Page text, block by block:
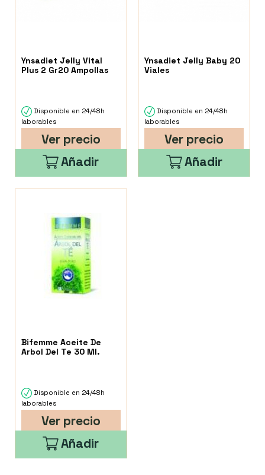
Ynsadiet Jelly Vital
Plus 2 Gr20 Ampollas
Disponible en 24/48h
laborables
Ver precio
Añadir
Ynsadiet Jelly Baby 20
Viales
Disponible en 24/48h
laborables
Ver precio
Añadir
Bifemme Aceite De
Arbol Del Te 30 Ml.
Disponible en 24/48h
laborables
Ver precio
Añadir